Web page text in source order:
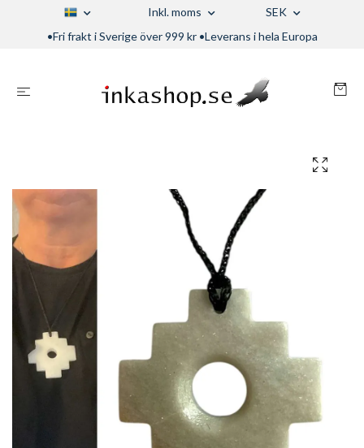
Inkl. moms
SEK
•Fri frakt i Sverige över 999 kr •Leverans i hela Europa